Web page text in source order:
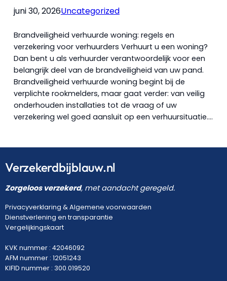
juni 30, 2026Uncategorized
Brandveiligheid verhuurde woning: regels en
verzekering voor verhuurders Verhuurt u een woning?
Dan bent u als verhuurder verantwoordelijk voor een
belangrijk deel van de brandveiligheid van uw pand.
Brandveiligheid verhuurde woning begint bij de
verplichte rookmelders, maar gaat verder: van veilig
onderhouden installaties tot de vraag of uw
verzekering wel goed aansluit op een verhuursituatie.…
Verzekerdbijblauw.nl
Zorgeloos verzekerd, met aandacht geregeld.
Privacyverklaring &Algemene voorwaarden
Dienstverlening en transparantie
Vergelijkingskaart
KVK nummer : 42046092
AFM nummer : 12051243
KIFID nummer : 300.019520